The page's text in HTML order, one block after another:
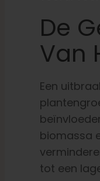
De
Van
Een
biomassa
tot een